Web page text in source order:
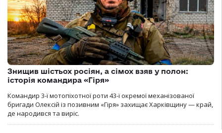
Знищив шістьох росіян, а сімох взяв у полон:
історія командира «Гіря»
Командир 3-ї мотопіхотної роти 43-ї окремої механізованої
бригади Олексій із позивним «Гіря» захищає Харківщину — край,
де народився та виріс.